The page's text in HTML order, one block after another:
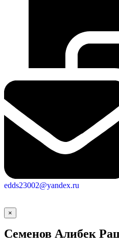
edds23002@yandex.ru
×
Семенов Алибек